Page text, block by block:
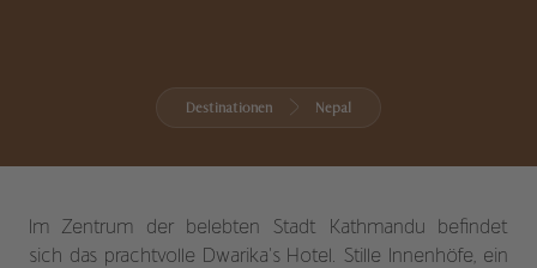
Destinationen Nepal
Im Zentrum der belebten Stadt Kathmandu befindet
sich das prachtvolle Dwarika’s Hotel. Stille Innenhöfe, ein